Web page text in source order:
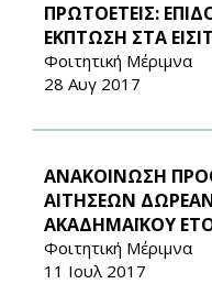
ΠΡΩΤΟΕΤΕΙΣ:
ΕΚΠΤΩΣΗ ΣΤΑ
Φοιτητική Μέριμνα
28 Αυγ 2017
ΑΝΑΚΟΙΝΩΣΗ
ΑΙΤΗΣΕΩΝ ΔΩΡΕΑΝ
ΑΚΑΔΗΜΑΪΚΟΥ
Φοιτητική Μέριμνα
11 Ιουλ 2017